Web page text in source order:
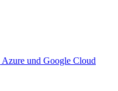
und Google Cloud